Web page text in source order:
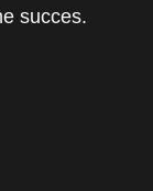
succes.